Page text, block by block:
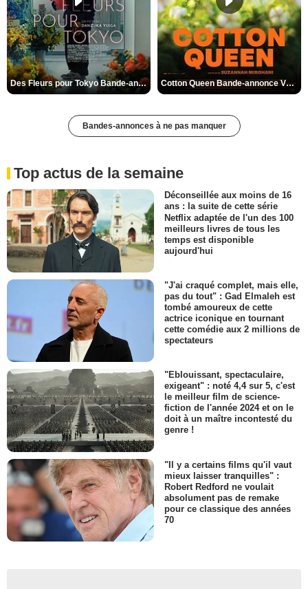
Des Fleurs pour Tokyo Bande-annonce VO STFR Cotton Queen Bande-annonce VO STFR
Bandes-annonces à ne pas manquer
Top actus de la semaine
Déconseillée aux moins de 16
ans : la suite de cette série
Netflix adaptée de l'un des 100
meilleurs livres de tous les
temps est disponible
aujourd'hui
"J'ai craqué complet, mais elle,
pas du tout" : Gad Elmaleh est
tombé amoureux de cette
actrice iconique en tournant
cette comédie aux 2 millions de
spectateurs
"Eblouissant, spectaculaire,
exigeant" : noté 4,4 sur 5, c'est
le meilleur film de science-
fiction de l'année 2024 et on le
doit à un maître incontesté du
genre !
"Il y a certains films qu'il vaut
mieux laisser tranquilles" :
Robert Redford ne voulait
absolument pas de remake
pour ce classique des années
70